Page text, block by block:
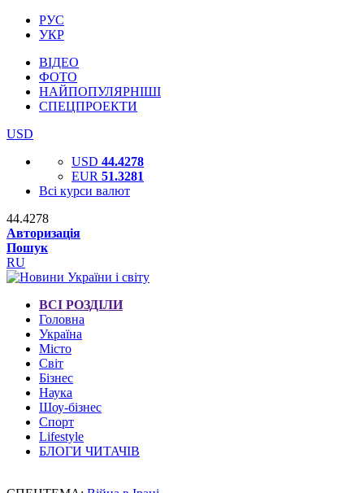
РУС
УКР
ВІДЕО
ФОТО
НАЙПОПУЛЯРНІШІ
СПЕЦПРОЕКТИ
USD
USD 44.4278
EUR 51.3281
Всі курси валют
44.4278
Авторизація
Пошук
RU
ВСІ РОЗДІЛИ
Головна
Україна
Місто
Світ
Бізнес
Наука
Шоу-бізнес
Спорт
Lifestyle
БЛОГИ ЧИТАЧІВ